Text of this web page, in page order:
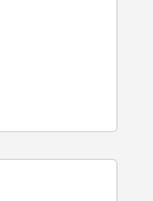
Licht.
kurz